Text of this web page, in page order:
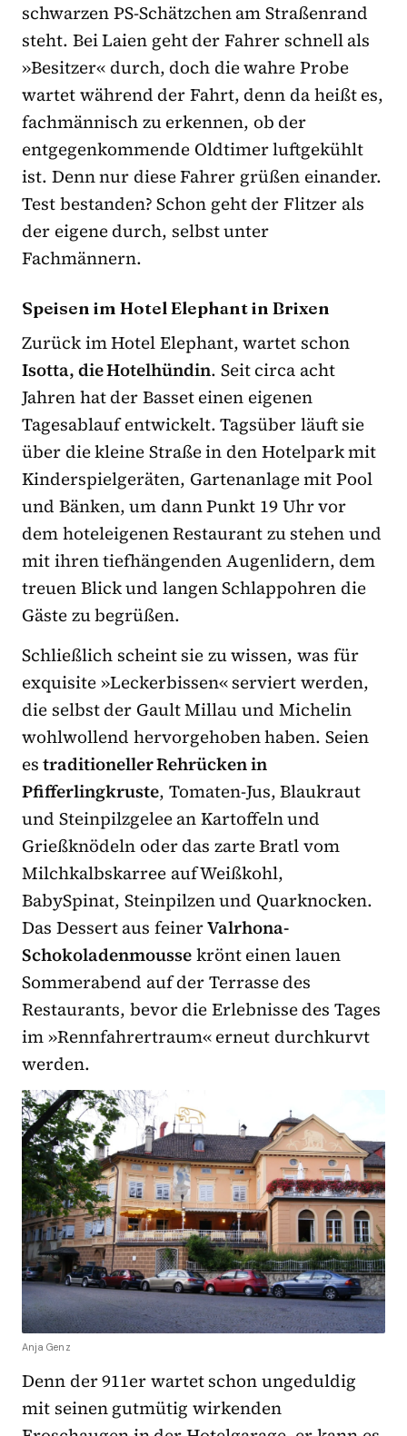
schwarzen PS-Schätzchen am Straßenrand
steht. Bei Laien geht der Fahrer schnell als
»Besitzer« durch, doch die wahre Probe
wartet während der Fahrt, denn da heißt es,
fachmännisch zu erkennen, ob der
entgegenkommende Oldtimer luftgekühlt
ist. Denn nur diese Fahrer grüßen einander.
Test bestanden? Schon geht der Flitzer als
der eigene durch, selbst unter
Fachmännern.
Speisen im Hotel Elephant in Brixen
Zurück im Hotel Elephant, wartet schon
Isotta, die Hotelhündin. Seit circa acht
Jahren hat der Basset einen eigenen
Tagesablauf entwickelt. Tagsüber läuft sie
über die kleine Straße in den Hotelpark mit
Kinderspielgeräten, Gartenanlage mit Pool
und Bänken, um dann Punkt 19 Uhr vor
dem hoteleigenen Restaurant zu stehen und
mit ihren tiefhängenden Augenlidern, dem
treuen Blick und langen Schlappohren die
Gäste zu begrüßen.
Schließlich scheint sie zu wissen, was für
exquisite »Leckerbissen« serviert werden,
die selbst der Gault Millau und Michelin
wohlwollend hervorgehoben haben. Seien
estraditioneller Rehrücken in
Pfifferlingkruste, Tomaten-Jus, Blaukraut
und Steinpilzgelee an Kartoffeln und
Grießknödeln oder das zarte Bratl vom
Milchkalbskarree auf Weißkohl,
BabySpinat, Steinpilzen und Quarknocken.
Das Dessert aus feinerValrhona-
Schokoladenmoussekrönt einen lauen
Sommerabend auf der Terrasse des
Restaurants, bevor die Erlebnisse des Tages
im »Rennfahrertraum« erneut durchkurvt
werden.
Anja Genz
Denn der 911er wartet schon ungeduldig
mit seinen gutmütig wirkenden